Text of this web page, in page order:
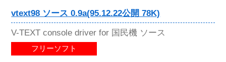
vtext98 ソース 0.9a(95.12.22公開 78K)
V-TEXT console driver for 国民機 ソース
フリーソフト